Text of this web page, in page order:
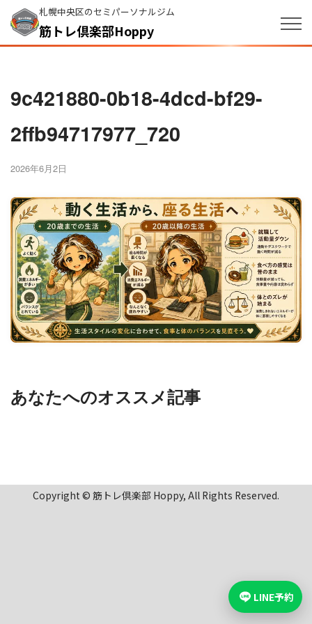
札幌中央区のセミパーソナルジム
筋トレ倶楽部Hoppy
9c421880-0b18-4dcd-bf29-
2ffb94717977_720
2026年6月2日
あなたへのオススメ記事
Copyright © 筋トレ倶楽部 Hoppy, All Rights Reserved.
LINE予約